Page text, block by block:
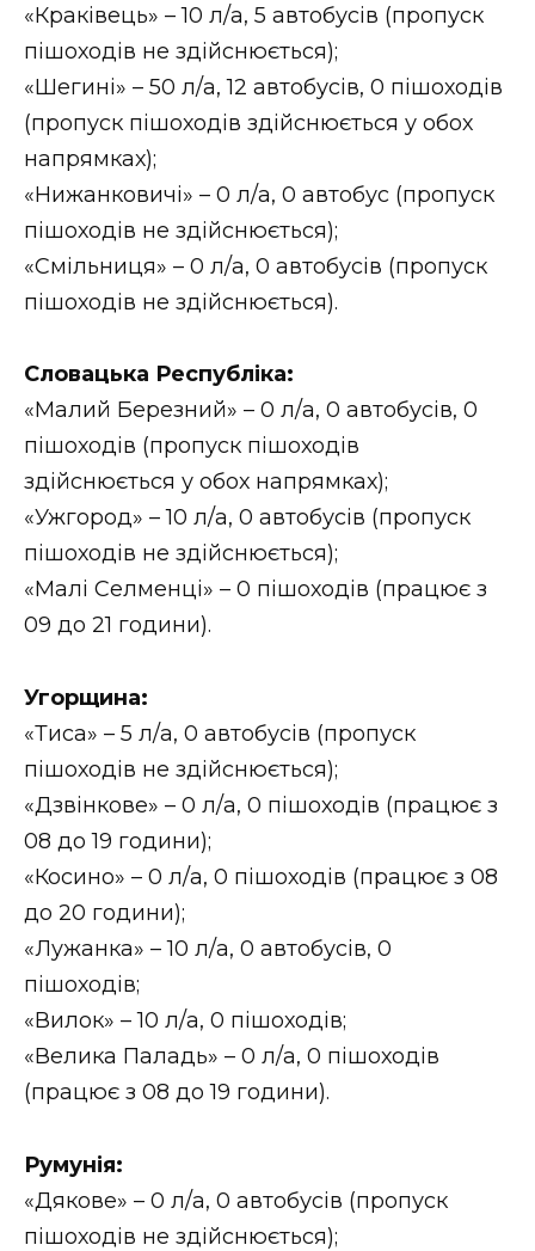
«Краківець» – 10 л/а, 5 автобусів (пропуск
пішоходів не здійснюється);
«Шегині» – 50 л/а, 12 автобусів, 0 пішоходів
(пропуск пішоходів здійснюється у обох
напрямках);
«Нижанковичі» – 0 л/а, 0 автобус (пропуск
пішоходів не здійснюється);
«Смільниця» – 0 л/а, 0 автобусів (пропуск
пішоходів не здійснюється).
Словацька Республіка:
«Малий Березний» – 0 л/а, 0 автобусів, 0
пішоходів (пропуск пішоходів
здійснюється у обох напрямках);
«Ужгород» – 10 л/а, 0 автобусів (пропуск
пішоходів не здійснюється);
«Малі Селменці» – 0 пішоходів (працює з
09 до 21 години).
Угорщина:
«Тиса» – 5 л/а, 0 автобусів (пропуск
пішоходів не здійснюється);
«Дзвінкове» – 0 л/а, 0 пішоходів (працює з
08 до 19 години);
«Косино» – 0 л/а, 0 пішоходів (працює з 08
до 20 години);
«Лужанка» – 10 л/а, 0 автобусів, 0
пішоходів;
«Вилок» – 10 л/а, 0 пішоходів;
«Велика Паладь» – 0 л/а, 0 пішоходів
(працює з 08 до 19 години).
Румунія:
«Дякове» – 0 л/а, 0 автобусів (пропуск
пішоходів не здійснюється);